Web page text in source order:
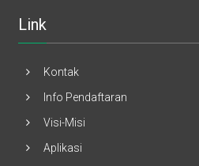
Link
Kontak
Info Pendaftaran
Visi-Misi
Aplikasi